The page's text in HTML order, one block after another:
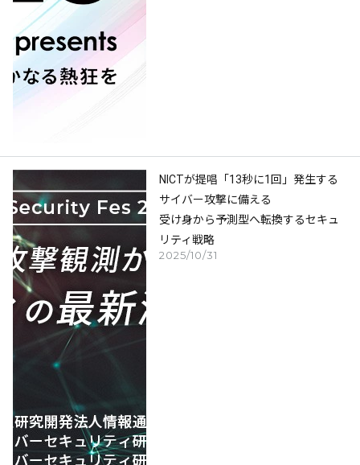
2025/10/31
NICTが提唱「13秒に1回」発生する
サイバー攻撃に備える
受け身から予測型へ転換するセキュ
リティ戦略